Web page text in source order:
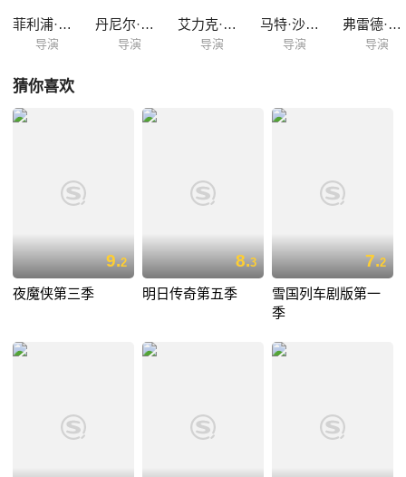
菲利浦·斯格里西亚
导演
丹尼尔·艾提奥斯
导演
艾力克·克莱普科
导演
马特·沙克曼
导演
弗雷德·托耶
导演
猜你喜欢
9.2
夜魔侠第三季
8.3
明日传奇第五季
7.2
雪国列车剧版第一
季